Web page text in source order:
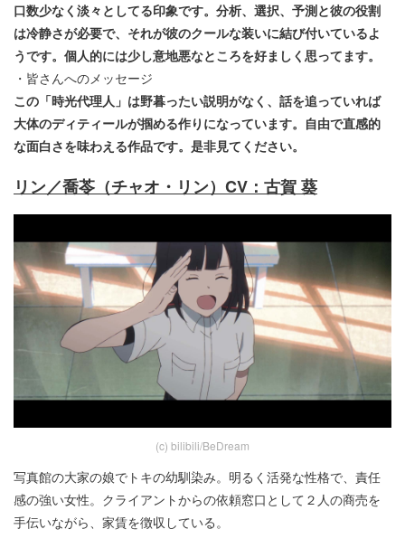
口数少なく淡々としてる印象です。分析、選択、予測と彼の役割
は冷静さが必要で、それが彼のクールな装いに結び付いているよ
うです。個人的には少し意地悪なところを好ましく思ってます。
・皆さんへのメッセージ
この「時光代理人」は野暮ったい説明がなく、話を追っていれば
大体のディティールが掴める作りになっています。自由で直感的
な面白さを味わえる作品です。是非見てください。
リン／喬苓（チャオ・リン）CV：古賀 葵
(c) bilibili/BeDream
写真館の大家の娘でトキの幼馴染み。明るく活発な性格で、責任
感の強い女性。クライアントからの依頼窓口として２人の商売を
手伝いながら、家賃を徴収している。